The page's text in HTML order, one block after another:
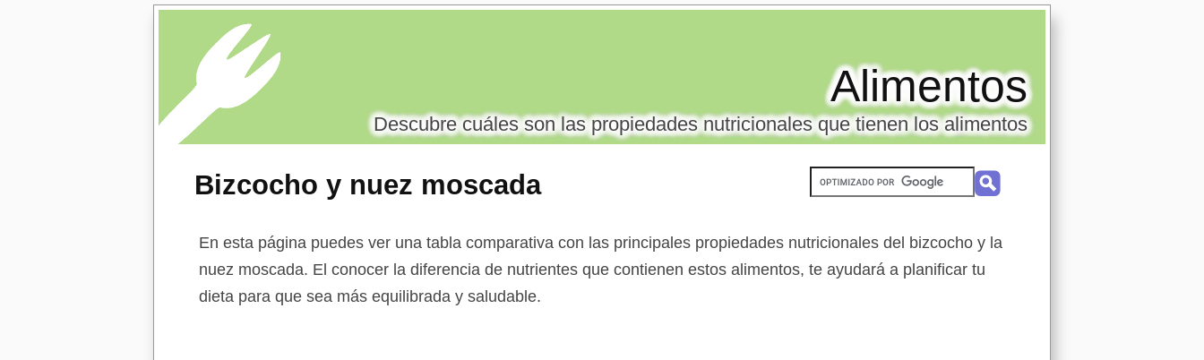
Bizcocho y nuez moscada
Alimentos
Descubre cuáles son las propiedades nutricionales que tienen los alimentos
En esta página puedes ver una tabla comparativa con las principales propiedades nutricionales del bizcocho y la
nuez moscada. El conocer la diferencia de nutrientes que contienen estos alimentos, te ayudará a planificar tu
dieta para que sea más equilibrada y saludable.